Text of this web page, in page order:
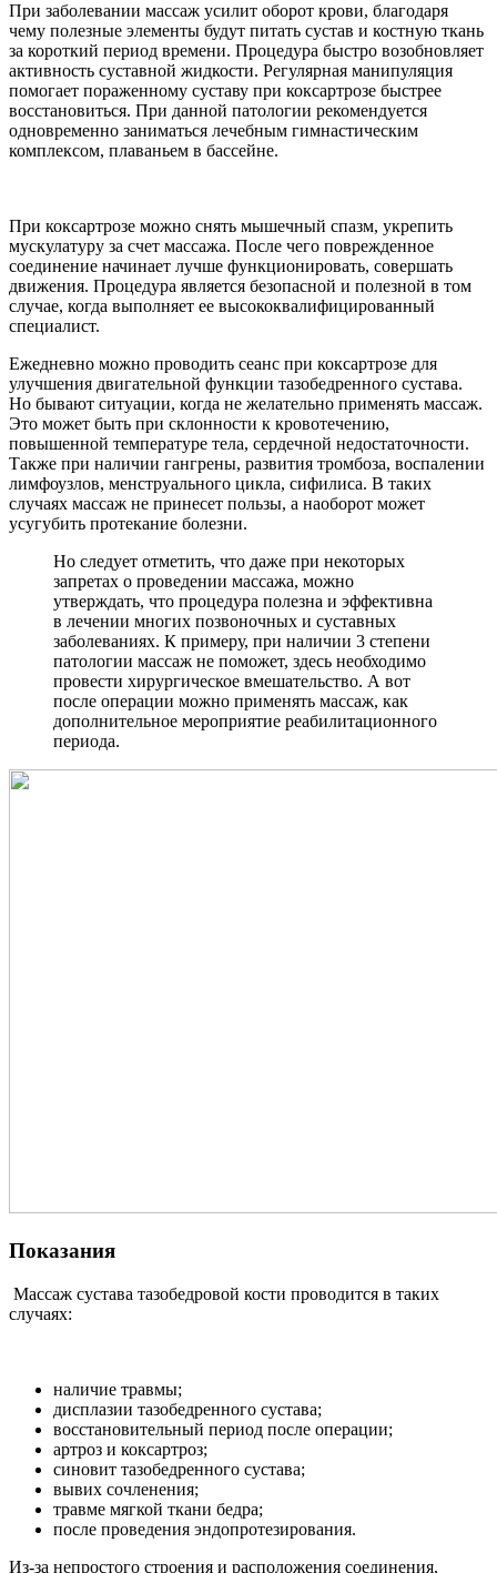
При заболевании массаж усилит оборот крови, благодаря
чему полезные элементы будут питать сустав и костную ткань
за короткий период времени. Процедура быстро возобновляет
активность суставной жидкости. Регулярная манипуляция
помогает пораженному суставу при коксартрозе быстрее
восстановиться. При данной патологии рекомендуется
одновременно заниматься лечебным гимнастическим
комплексом, плаваньем в бассейне.
При коксартрозе можно снять мышечный спазм, укрепить
мускулатуру за счет массажа. После чего поврежденное
соединение начинает лучше функционировать, совершать
движения. Процедура является безопасной и полезной в том
случае, когда выполняет ее высококвалифицированный
специалист.
Ежедневно можно проводить сеанс при коксартрозе для
улучшения двигательной функции тазобедренного сустава.
Но бывают ситуации, когда не желательно применять массаж.
Это может быть при склонности к кровотечению,
повышенной температуре тела, сердечной недостаточности.
Также при наличии гангрены, развития тромбоза, воспалении
лимфоузлов, менструального цикла, сифилиса. В таких
случаях массаж не принесет пользы, а наоборот может
усугубить протекание болезни.
Но следует отметить, что даже при некоторых
запретах о проведении массажа, можно
утверждать, что процедура полезна и эффективна
в лечении многих позвоночных и суставных
заболеваниях. К примеру, при наличии 3 степени
патологии массаж не поможет, здесь необходимо
провести хирургическое вмешательство. А вот
после операции можно применять массаж, как
дополнительное мероприятие реабилитационного
периода.
Показания
Массаж сустава тазобедровой кости проводится в таких
случаях:
наличие травмы;
дисплазии тазобедренного сустава;
восстановительный период после операции;
артроз и коксартроз;
синовит тазобедренного сустава;
вывих сочленения;
травме мягкой ткани бедра;
после проведения эндопротезирования.
Из-за непростого строения и расположения соединения,